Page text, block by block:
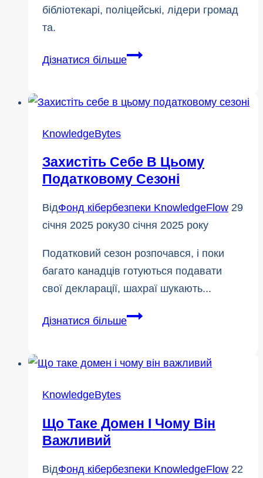
бібліотекарі, поліцейські, лідери громад
та.
Дізнатися більшеПрес-
CAPE
до
керівництва
з
кібербезпеки
KnowledgeBytes
Захистіть Себе В Цьому
Податковому Сезоні
ВідФонд кібербезпеки KnowledgeFlow 29
січня 2025 року30 січня 2025 року
Податковий сезон розпочався, і поки
багато канадців готуються подавати
свої декларації, шахраї шукають...
Дізнатися більшеЗахистіть
цьому
KnowledgeBytes
Що Таке Домен І Чому Він
Важливий
ВідФонд кібербезпеки KnowledgeFlow 22